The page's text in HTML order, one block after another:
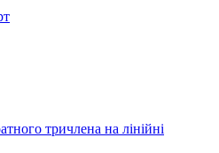
тричлена на лінійні